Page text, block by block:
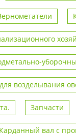
возделывания
Запчасти
Карданный вал с